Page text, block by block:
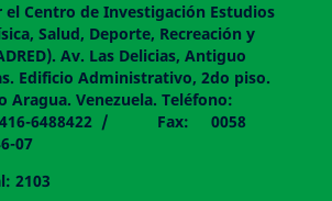
el Centro de Investigación Estudios
Salud, Deporte, Recreación y
Av. Las Delicias, Antiguo
Edificio Administrativo, 2do piso.
Aragua. Venezuela. Teléfono:
6488422 / Fax: 0058
07
2103